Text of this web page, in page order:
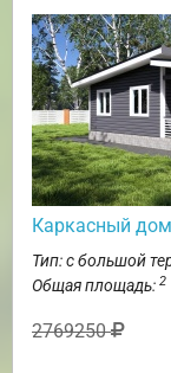
Каркасный
Тип: с большой
Общая площадь: 2
2769250